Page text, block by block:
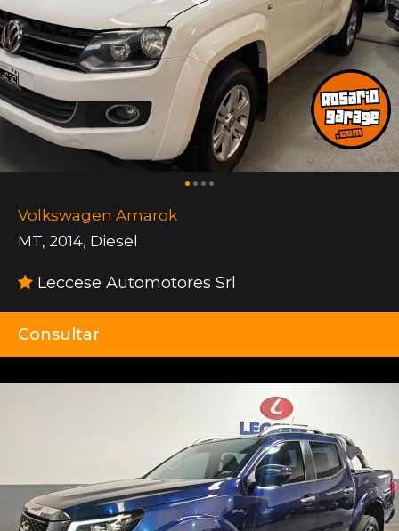
Volkswagen Amarok
MT, 2014, Diesel
Leccese Automotores Srl
Consultar